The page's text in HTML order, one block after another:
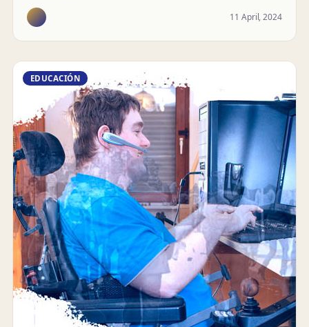
11 April, 2024
EDUCACIÓN